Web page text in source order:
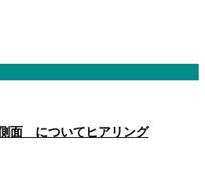
面 についてヒアリング